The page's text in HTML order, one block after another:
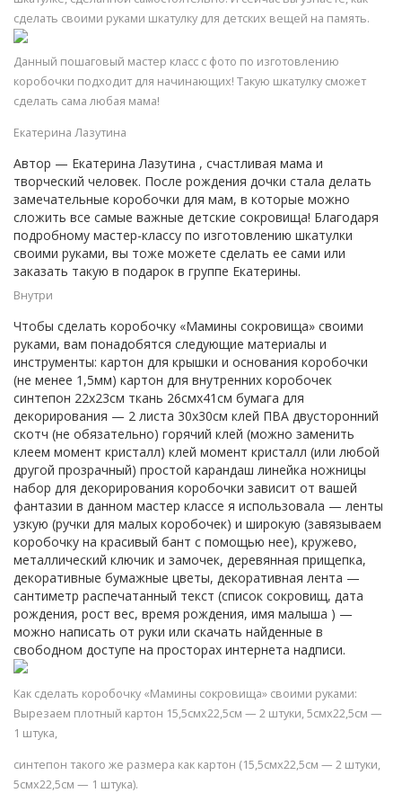
сделать своими руками шкатулку для детских вещей на память.
Данный пошаговый мастер класс с фото по изготовлению
коробочки подходит для начинающих! Такую шкатулку сможет
сделать сама любая мама!
Екатерина Лазутина
Автор — Екатерина Лазутина , счастливая мама и
творческий человек. После рождения дочки стала делать
замечательные коробочки для мам, в которые можно
сложить все самые важные детские сокровища! Благодаря
подробному мастер-классу по изготовлению шкатулки
своими руками, вы тоже можете сделать ее сами или
заказать такую в подарок в группе Екатерины.
Внутри
Чтобы сделать коробочку «Мамины сокровища» своими
руками, вам понадобятся следующие материалы и
инструменты: картон для крышки и основания коробочки
(не менее 1,5мм) картон для внутренних коробочек
синтепон 22х23см ткань 26смх41см бумага для
декорирования — 2 листа 30х30см клей ПВА двусторонний
скотч (не обязательно) горячий клей (можно заменить
клеем момент кристалл) клей момент кристалл (или любой
другой прозрачный) простой карандаш линейка ножницы
набор для декорирования коробочки зависит от вашей
фантазии в данном мастер классе я использовала — ленты
узкую (ручки для малых коробочек) и широкую (завязываем
коробочку на красивый бант с помощью нее), кружево,
металлический ключик и замочек, деревянная прищепка,
декоративные бумажные цветы, декоративная лента —
сантиметр распечатанный текст (список сокровищ, дата
рождения, рост вес, время рождения, имя малыша ) —
можно написать от руки или скачать найденные в
свободном доступе на просторах интернета надписи.
Как сделать коробочку «Мамины сокровища» своими руками:
Вырезаем плотный картон 15,5смх22,5см — 2 штуки, 5смх22,5см —
1 штука,
синтепон такого же размера как картон (15,5смх22,5см — 2 штуки,
5смх22,5см — 1 штука).